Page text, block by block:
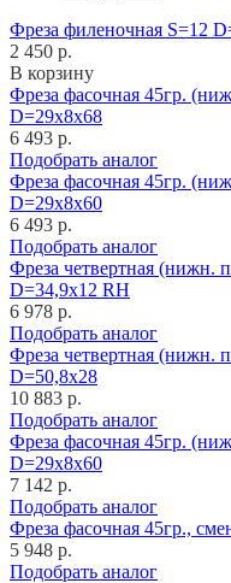
Фреза филеночная S=12
2 450 р.
В корзину
Фреза фасочная 45гр.
D=29x8x68
6 493 р.
Подобрать аналог
Фреза фасочная 45гр.
D=29x8x60
6 493 р.
Подобрать аналог
Фреза четвертная (нижн.
D=34,9x12 RH
6 978 р.
Подобрать аналог
Фреза четвертная (нижн.
D=50,8x28
10 883 р.
Подобрать аналог
Фреза фасочная 45гр.
D=29x8x60
7 142 р.
Подобрать аналог
Фреза фасочная 45гр.,
5 948 р.
Подобрать аналог